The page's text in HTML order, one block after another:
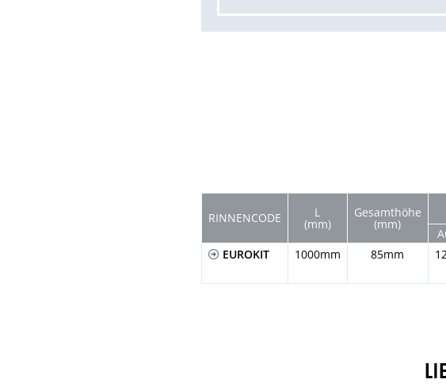
RINNENCODE L
(mm)
Gesamthöhe
(mm)
EUROKIT
1000mm 85mm